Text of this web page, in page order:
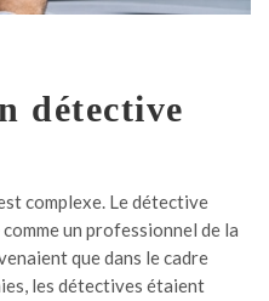
détective
complexe. Le détective
un professionnel de la
que dans le cadre
les détectives étaient